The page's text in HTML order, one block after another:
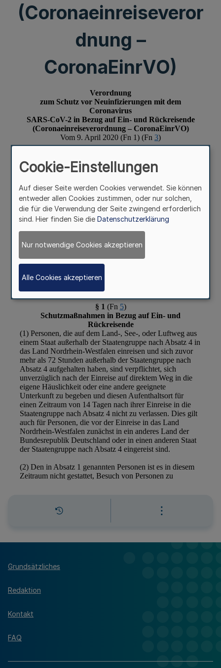
(Coronaeinreiseveror
dnung –
CoronaEinrVO)
Grundsätzliches
Redaktion
Kontakt
FAQ
Cookie-Einstellungen
Auf dieser Seite werden Cookies verwendet. Sie können
entweder allen Cookies zustimmen, oder nur solchen,
die für die Verwendung der Seite zwingend erforderlich
sind. Hier finden Sie die Datenschutzerklärung
Nur notwendige Cookies akzeptieren
Alle Cookies akzeptieren